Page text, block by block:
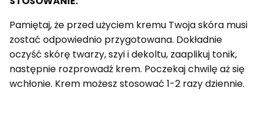
Pamiętaj, że przed użyciem kremu Twoja skóra musi
zostać odpowiednio przygotowana. Dokładnie
oczyść skórę twarzy, szyi i dekoltu, zaaplikuj tonik,
następnie rozprowadź krem. Poczekaj chwilę aż się
wchłonie. Krem możesz stosować 1-2 razy dziennie.